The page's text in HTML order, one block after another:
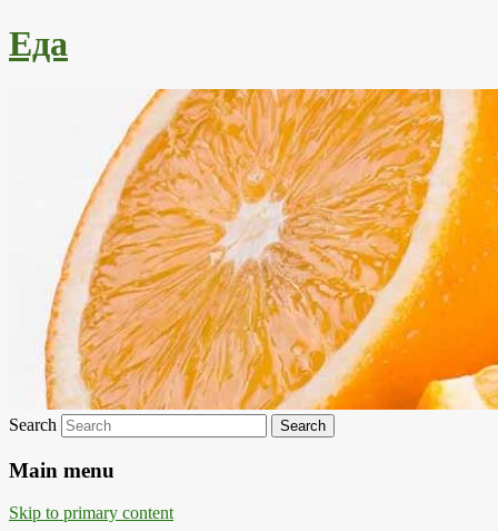
Еда
Search
Main menu
Skip to primary content